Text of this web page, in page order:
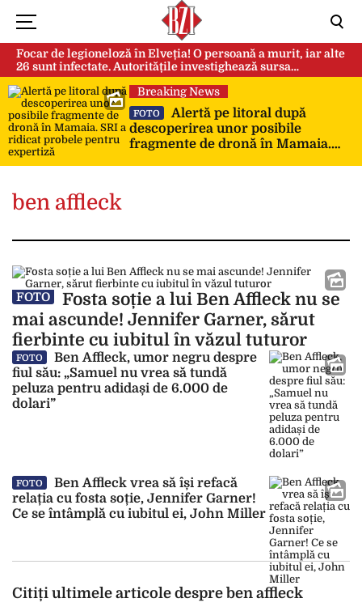
Focar de legioneloză în Elveția! O persoană a murit, iar alte
26 sunt infectate. Autoritățile investighează sursa
contaminării
Breaking News
FOTO
Alertă pe litoral după
descoperirea unor posibile
fragmente de dronă în Mamaia.
ben affleck
FOTO
Fosta soție a lui Ben Affleck nu se
mai ascunde! Jennifer Garner, sărut
fierbinte cu iubitul în văzul tuturor
FOTO
Ben Affleck, umor negru despre
fiul său: „Samuel nu vrea să tundă
peluza pentru adidași de 6.000 de
dolari”
FOTO
Ben Affleck vrea să își refacă
relația cu fosta soție, Jennifer Garner!
Ce se întâmplă cu iubitul ei, John Miller
Citiți ultimele articole despre ben affleck